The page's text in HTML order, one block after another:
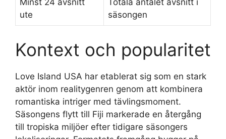
Minst 24 avsnitt
ute
Totala antalet avsnitt i
säsongen
Kontext och popularitet
Love Island USA har etablerat sig som en stark
aktör inom realitygenren genom att kombinera
romantiska intriger med tävlingsmoment.
Säsongens flytt till Fiji markerade en återgång
till tropiska miljöer efter tidigare säsongers